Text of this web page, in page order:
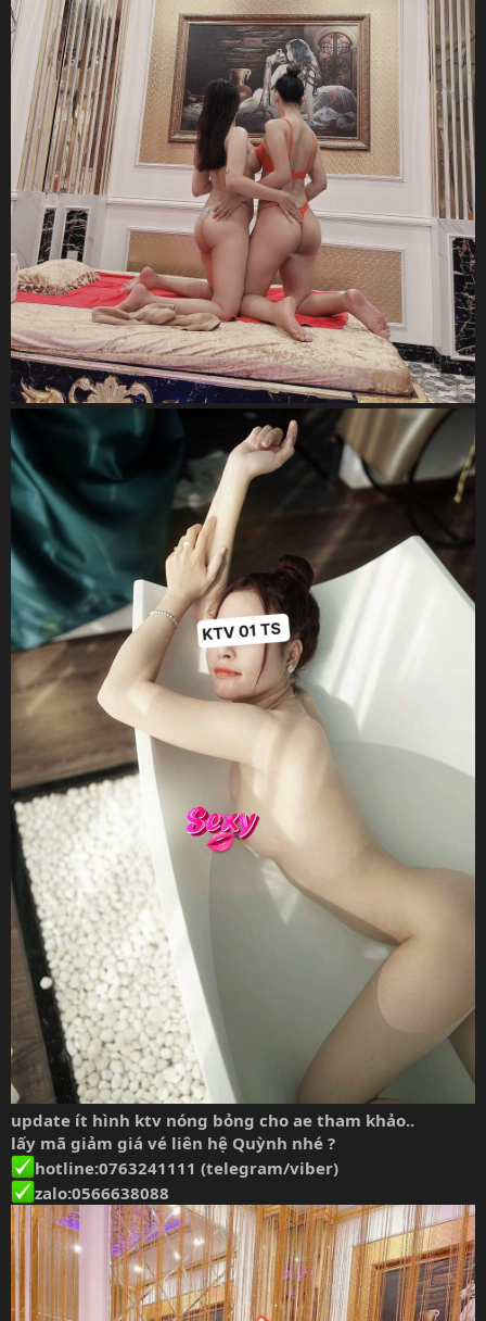
update ít hình ktv nóng bỏng cho ae tham khảo..
lấy mã giảm giá vé liên hệ Quỳnh nhé ?
hotline:0763241111 (telegram/viber)
zalo:0566638088